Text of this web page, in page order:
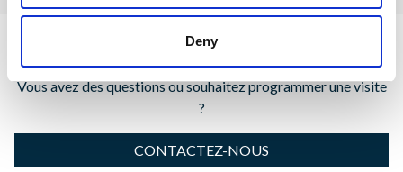
Deny
Villa
Vous avez des questions ou souhaitez programmer une visite
?
CONTACTEZ-NOUS